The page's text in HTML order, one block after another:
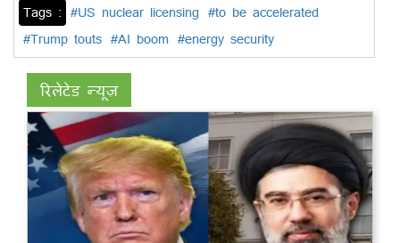
Tags : #US nuclear licensing #to be accelerated
#Trump touts #AI boom #energy security
रिलेटेड न्यूज़